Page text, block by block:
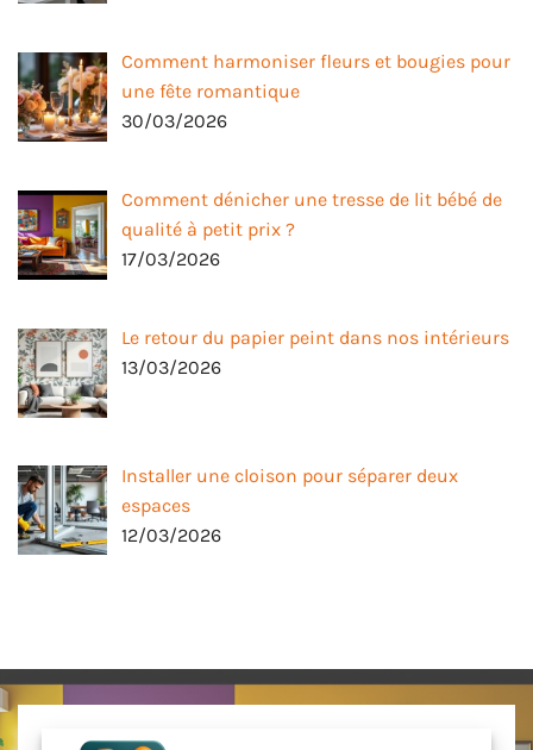
Comment harmoniser fleurs et bougies pour
une fête romantique
30/03/2026
Comment dénicher une tresse de lit bébé de
qualité à petit prix ?
17/03/2026
Le retour du papier peint dans nos intérieurs
13/03/2026
Installer une cloison pour séparer deux
espaces
12/03/2026